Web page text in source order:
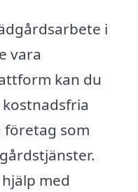
i
vara
kan du
företag som
med